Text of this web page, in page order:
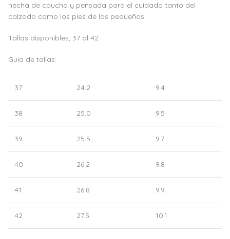
hecha de caucho y pensada para el cuidado tanto del
calzado como los pies de los pequeños.
Tallas disponibles; 37 al 42
Guia de tallas:
37 24.2 9.4
38 25.0 9.5
39 25.5 9.7
40 26.2 9.8
41 26.8 9.9
42 27.5 10.1